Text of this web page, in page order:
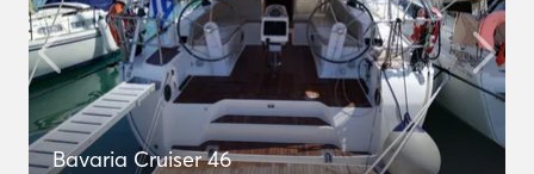
Bavaria Cruiser 46